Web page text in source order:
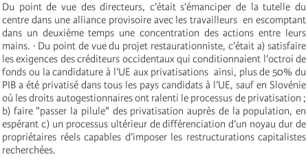
Du point de vue des directeurs, c’était s’émanciper de la tutelle du
centre dans une alliance provisoire avec les travailleurs ­ en escomptant
dans un deuxième temps une concentration des actions entre leurs
mains. · Du point de vue du projet restaurationniste, c’était a) satisfaire
les exigences des créditeurs occidentaux qui conditionnaient l’octroi de
fonds ou la candidature à l’UE aux privatisations ­ ainsi, plus de 50% du
PIB a été privatisé dans tous les pays candidats à l’UE, sauf en Slovénie
où les droits autogestionnaires ont ralenti le processus de privatisation ;
b) faire "passer la pilule" des privatisation auprès de la population, en
espérant c) un processus ultérieur de différenciation d’un noyau dur de
propriétaires réels capables d’imposer les restructurations capitalistes
recherchées.